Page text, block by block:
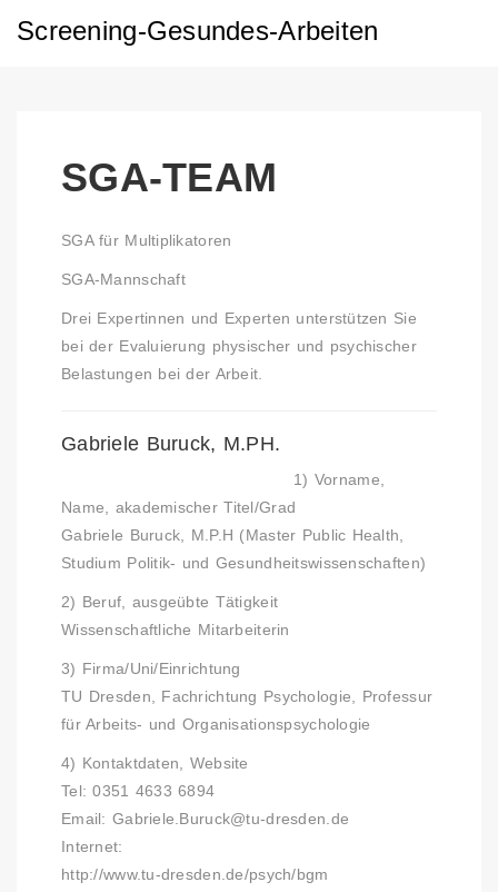
Screening-Gesundes-Arbeiten
SGA-TEAM
SGA für Multiplikatoren
SGA-Mannschaft
Drei Expertinnen und Experten unterstützen Sie
bei der Evaluierung physischer und psychischer
Belastungen bei der Arbeit.
Gabriele Buruck, M.PH.
1) Vorname,
Name, akademischer Titel/Grad
Gabriele Buruck, M.P.H (Master Public Health,
Studium Politik- und Gesundheitswissenschaften)
2) Beruf, ausgeübte Tätigkeit
Wissenschaftliche Mitarbeiterin
3) Firma/Uni/Einrichtung
TU Dresden, Fachrichtung Psychologie, Professur
für Arbeits- und Organisationspsychologie
4) Kontaktdaten, Website
Tel: 0351 4633 6894
Email: Gabriele.Buruck@tu-dresden.de
Internet:
http://www.tu-dresden.de/psych/bgm